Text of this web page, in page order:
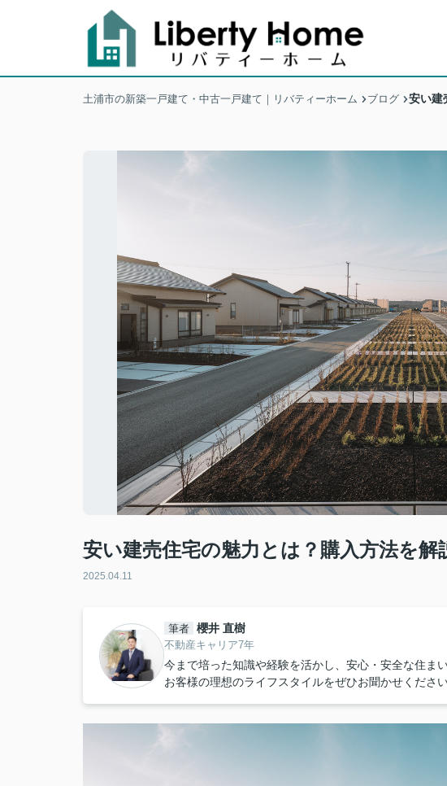
土浦市の新築一戸建て・中古一戸建て｜リバティーホーム ブログ 安い建
安い建売住宅の魅力とは？購入方法を解
2025.04.11
筆者 櫻井 直樹
不動産キャリア7年
今まで培った知識や経験を活かし、安心・安全な住ま
お客様の理想のライフスタイルをぜひお聞かせください